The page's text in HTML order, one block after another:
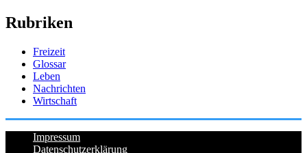
Rubriken
Freizeit
Glossar
Leben
Nachrichten
Wirtschaft
Impressum
Datenschutzerklärung